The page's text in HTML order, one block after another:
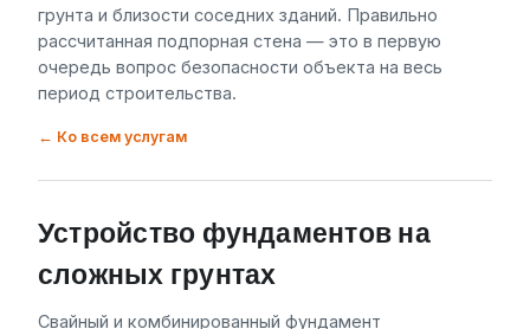
грунта и близости соседних зданий. Правильно
рассчитанная подпорная стена — это в первую
очередь вопрос безопасности объекта на весь
период строительства.
← Ко всем услугам
Устройство фундаментов на
сложных грунтах
Свайный и комбинированный фундамент